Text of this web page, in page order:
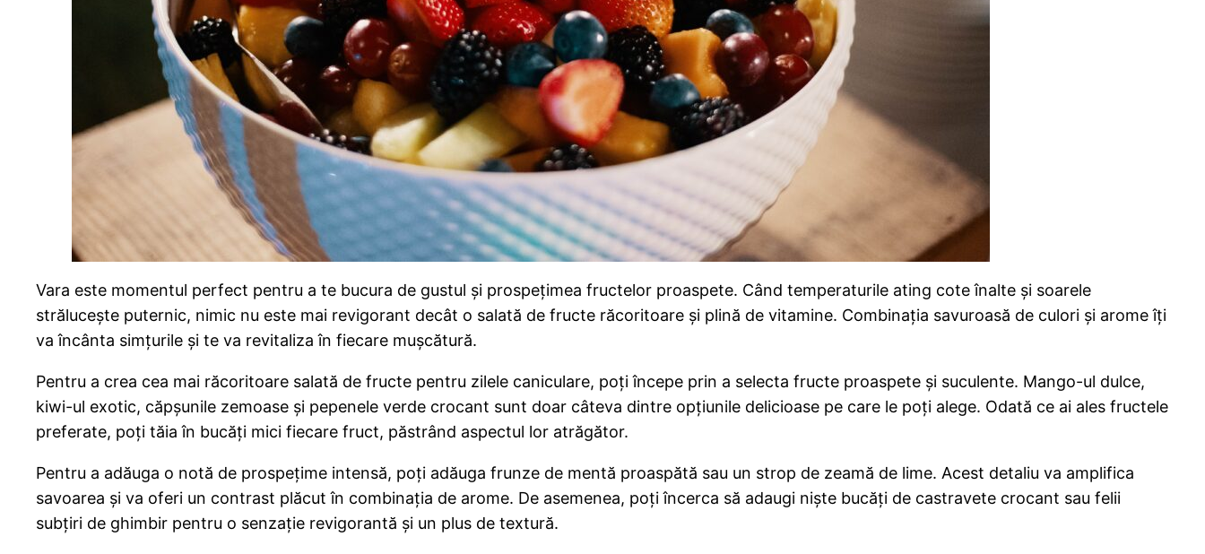
Vara este momentul perfect pentru a te bucura de gustul și prospețimea fructelor proaspete. Când temperaturile ating cote înalte și soarele
strălucește puternic, nimic nu este mai revigorant decât o salată de fructe răcoritoare și plină de vitamine. Combinația savuroasă de culori și arome îți
va încânta simțurile și te va revitaliza în fiecare mușcătură.
Pentru a crea cea mai răcoritoare salată de fructe pentru zilele caniculare, poți începe prin a selecta fructe proaspete și suculente. Mango-ul dulce,
kiwi-ul exotic, căpșunile zemoase și pepenele verde crocant sunt doar câteva dintre opțiunile delicioase pe care le poți alege. Odată ce ai ales fructele
preferate, poți tăia în bucăți mici fiecare fruct, păstrând aspectul lor atrăgător.
Pentru a adăuga o notă de prospețime intensă, poți adăuga frunze de mentă proaspătă sau un strop de zeamă de lime. Acest detaliu va amplifica
savoarea și va oferi un contrast plăcut în combinația de arome. De asemenea, poți încerca să adaugi niște bucăți de castravete crocant sau felii
subțiri de ghimbir pentru o senzație revigorantă și un plus de textură.